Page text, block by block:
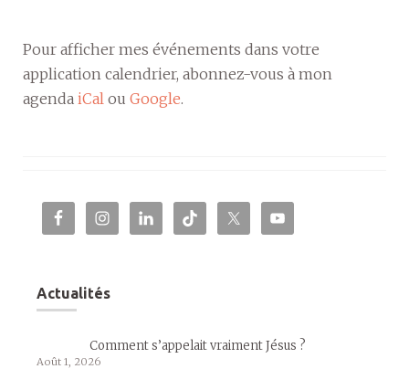
Pour afficher mes événements dans votre
application calendrier, abonnez-vous à mon
agenda iCal ou Google.
Actualités
Comment s’appelait vraiment Jésus ?
Août 1, 2026